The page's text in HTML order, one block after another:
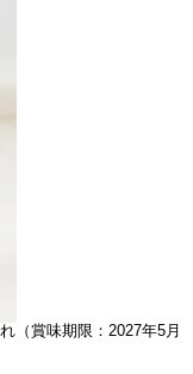
（賞味期限：2027年5月